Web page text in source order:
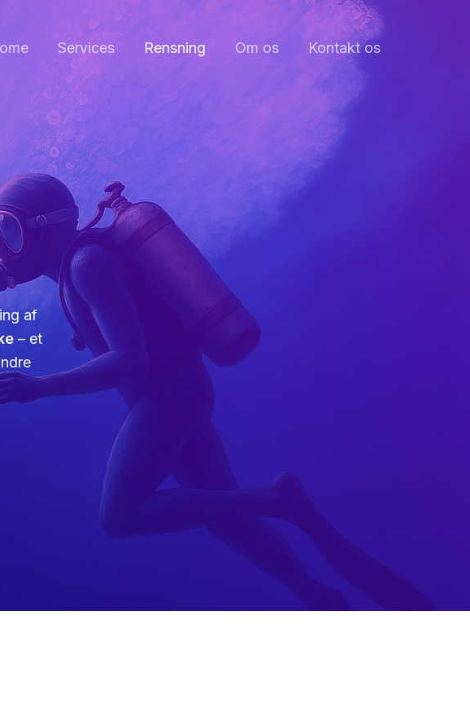
Services Rensning Om os Kontakt os
af
– et